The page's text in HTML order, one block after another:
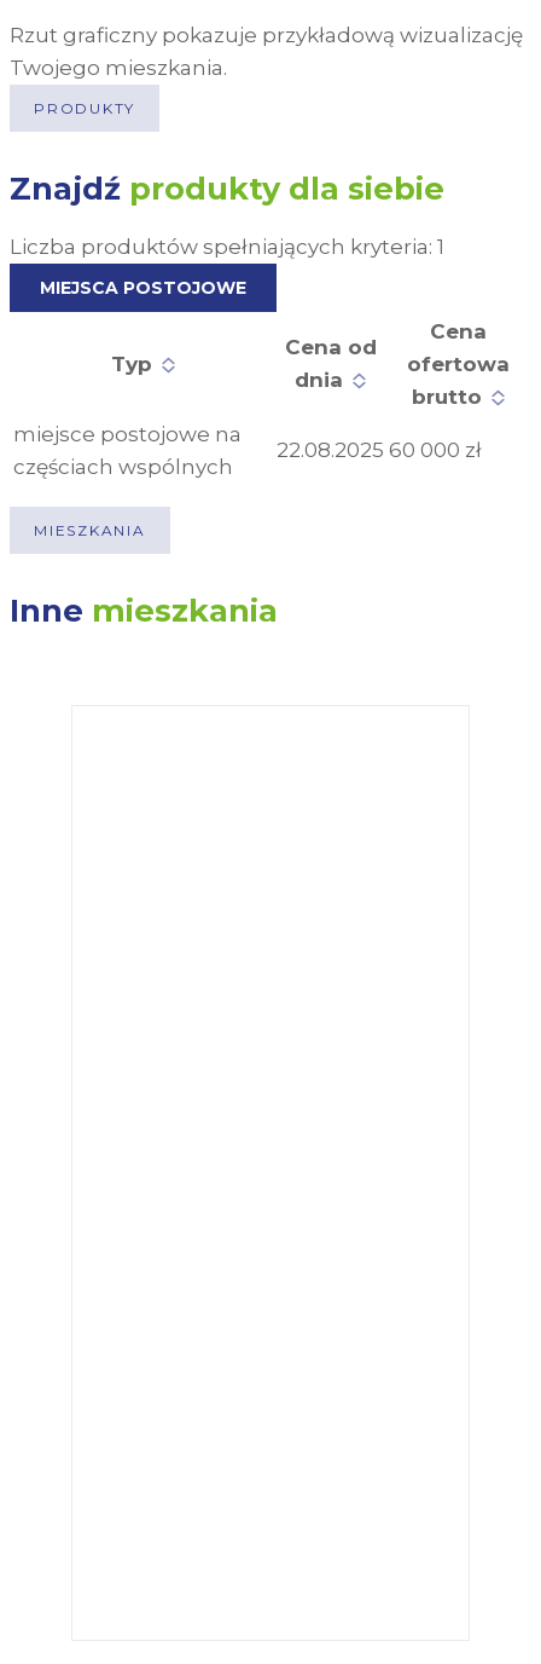
Rzut graficzny pokazuje przykładową wizualizację
Twojego mieszkania.
PRODUKTY
Znajdź produkty dla siebie
Liczba produktów spełniających kryteria: 1
MIEJSCA POSTOJOWE
Typ
Cena od
dnia
Cena
ofertowa
brutto
miejsce postojowe na
częściach wspólnych
22.08.2025 60 000 zł
MIESZKANIA
Inne mieszkania